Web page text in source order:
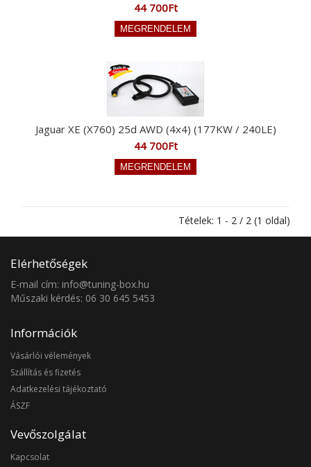
44 700Ft
Jaguar XE (X760) 25d AWD (4x4) (177KW / 240LE)
44 700Ft
Tételek: 1 - 2 / 2 (1 oldal)
Elérhetőségek
E-mail cím: info@tuning-box.hu
Műszaki kérdés: 06 30 645 5453
Információk
Vásárlói vélemények
Szállítás és fizetés
Adatkezelési tájékoztató
ÁSZF
Vevőszolgálat
Kapcsolat